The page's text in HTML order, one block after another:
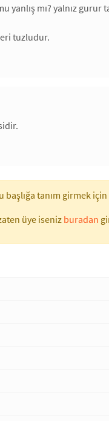
yanlış mı? yalnız
tuzludur.
başlığa tanım girmek için
üye isenizburadan